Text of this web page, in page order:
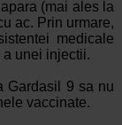
(mai ales la
ac. Prin urmare,
medicale
unei injectii.
Gardasil 9 sa nu
vaccinate.